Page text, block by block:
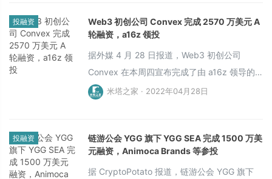
投融资
Web3 初创公司 Convex 完成 2570 万美元 A
轮融资，a16z 领投
据外媒 4 月 28 日报道，Web3 初创公司
Convex 在本周四宣布完成了由 a16z 领导的
2600 万美元 A 轮融资。
米塔之家 · 2022年04月28日
投融资
链游公会 YGG 旗下 YGG SEA 完成 1500 万美
元融资，Animoca Brands 等参投
据 CryptoPotato 报道，链游公会 YGG 旗下